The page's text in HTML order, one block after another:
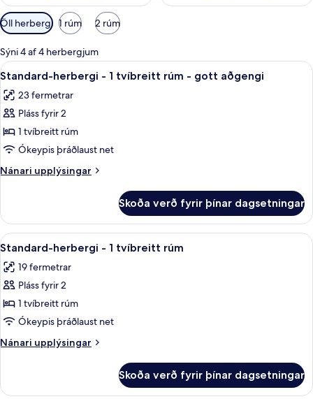
Síur
í
boði
fyrir
herbergi
Öll herbergi 1 rúm 2 rúm
Sýni 4 af 4 herbergjum
Skoða
allar
myndir
fyrir
Standard-
herbergi
-
1
rúm
gott
aðgengi
Standard-herbergi - 1 tvíbreitt rúm
6
Standard-herbergi - 1 tvíbreitt rúm - gott aðgengi
23 fermetrar
Pláss fyrir 2
1 tvíbreitt rúm
Ókeypis þráðlaust net
Nánari upplýsingar
Nánari
herbergi
1
rúm
aðgengi
Skoða verð fyrir þínar dagsetningar
Skoða
allar
myndir
fyrir
Standard-
herbergi
-
1
rúm
Standard-herbergi - 1 tvíbreitt rúm
8
Standard-herbergi - 1 tvíbreitt rúm
19 fermetrar
Pláss fyrir 2
1 tvíbreitt rúm
Ókeypis þráðlaust net
Nánari upplýsingar
Nánari
herbergi
Skoða verð fyrir þínar dagsetningar